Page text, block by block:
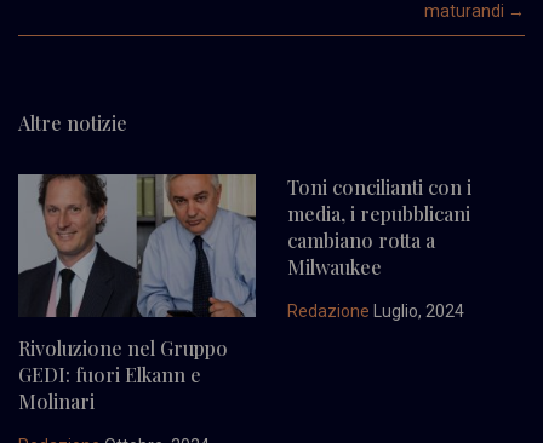
maturandi →
Altre notizie
Rivoluzione nel Gruppo
GEDI: fuori Elkann e
Molinari
Toni concilianti con i
media, i repubblicani
cambiano rotta a
Milwaukee
Redazione Luglio, 2024